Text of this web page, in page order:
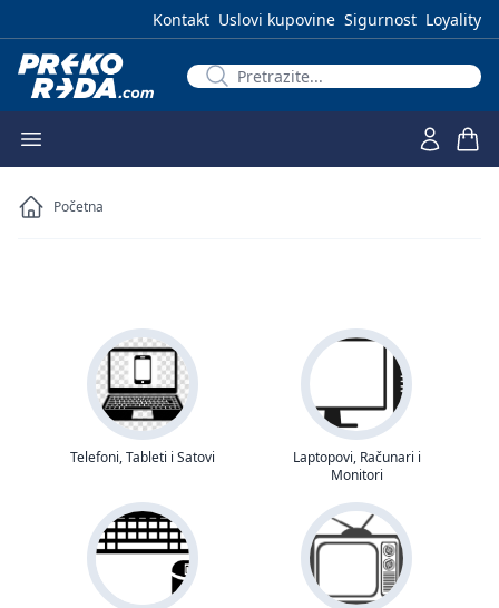
Kontakt Uslovi kupovine Sigurnost Loyality
Početna
Telefoni, Tableti i Satovi
Laptopovi, Računari i
Monitori